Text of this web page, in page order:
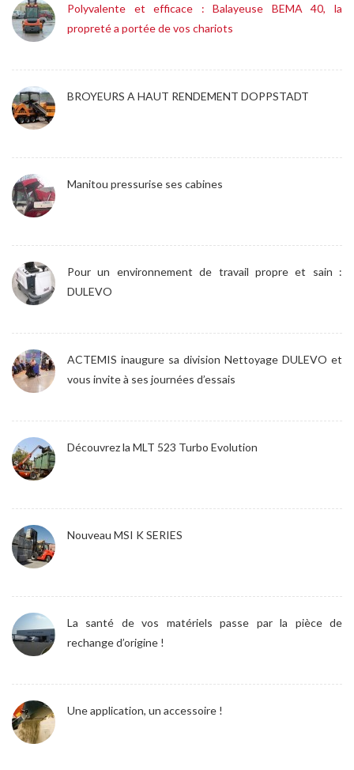
Polyvalente et efficace : Balayeuse BEMA 40, la
propreté a portée de vos chariots
BROYEURS A HAUT RENDEMENT DOPPSTADT
Manitou pressurise ses cabines
Pour un environnement de travail propre et sain :
DULEVO
ACTEMIS inaugure sa division Nettoyage DULEVO et
vous invite à ses journées d’essais
Découvrez la MLT 523 Turbo Evolution
Nouveau MSI K SERIES
La santé de vos matériels passe par la pièce de
rechange d’origine !
Une application, un accessoire !